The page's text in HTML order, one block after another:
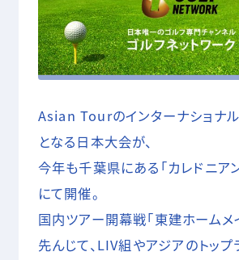
Asian Tourのインターナショナ
となる日本大会が、
今年も千葉県にある「カレドニア
にて開催。
国内ツアー開幕戦「東建ホームメ
先んじて、LIV組やアジアのトッ